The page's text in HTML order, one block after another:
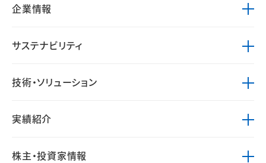
企業情報
サステナビリティ
技術・ソリューション
実績紹介
株主・投資家情報